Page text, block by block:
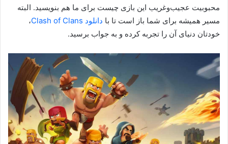
محبوبیت عجیب‌وغریب این بازی چیست برای ما هم بنویسید. البته
مسیر همیشه برای شما باز است تا با دانلود Clash of Clans
،
خودتان دنیای آن را تجربه کرده و به جواب برسید.